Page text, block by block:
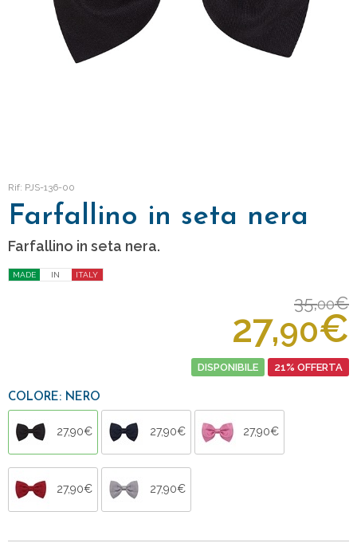
Rif: PJS-136-00
Farfallino in seta nera
Farfallino in seta nera.
MADE IN ITALY
35,00€
27,90€
DISPONIBILE 21% OFFERTA
COLORE: NERO
27,90€ 27,90€ 27,90€
27,90€ 27,90€